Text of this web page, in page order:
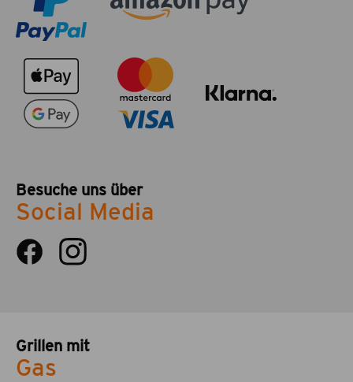
Besuche uns über
Social Media
Grillen mit
Gas